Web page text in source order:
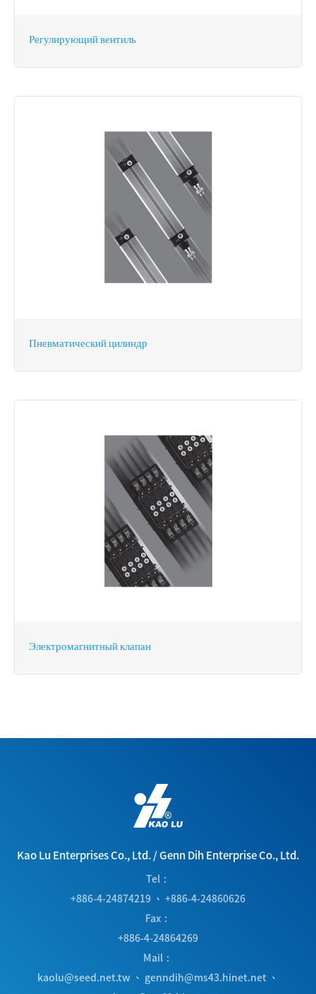
Регулирующий вентиль
Пневматический цилиндр
Электромагнитный клапан
Kao Lu Enterprises Co., Ltd./Genn Dih Enterprise Co., Ltd.
Tel
+886-4-24874219 、 +886-4-24860626
Fax
+886-4-24864269
Mail
kaolu@seed.net.tw 、 genndih@ms43.hinet.net 、